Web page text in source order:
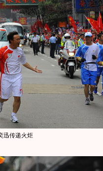
迅传递火炬